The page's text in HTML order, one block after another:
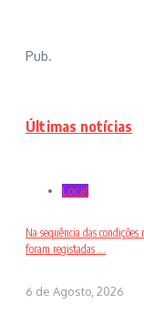
Pub.
Últimas notícias
Local
Na sequência das
foram registadas ...
6 de Agosto, 2026